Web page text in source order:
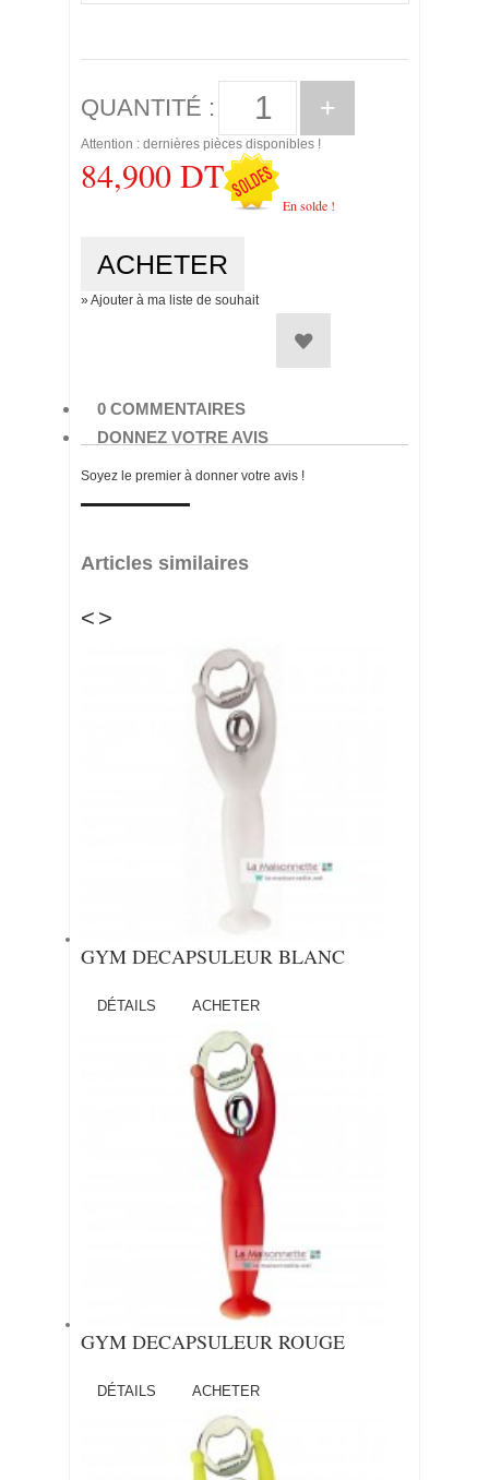
QUANTITÉ : +
Attention : dernières pièces disponibles !
84,900 DT
En solde !
» Ajouter à ma liste de souhait
0 COMMENTAIRES
DONNEZ VOTRE AVIS
Soyez le premier à donner votre avis !
Articles similaires
< >
GYM DECAPSULEUR BLANC
DÉTAILS ACHETER
GYM DECAPSULEUR ROUGE
DÉTAILS ACHETER